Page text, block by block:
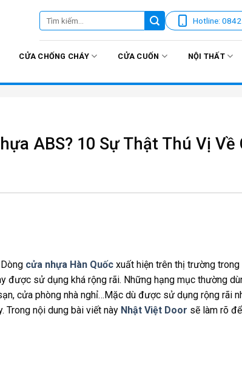
Tìm
kiếm:
Hotline:
CỬA CHỐNG CHÁY CỬA CUỐN NỘI THẤT
ABS? 10 Sự Thật Thú Vị Về
cửa nhựa Hàn Quốcxuất hiện trên thị trường trong
được sử dụng khá rộng rãi. Những hạng mục thường
cửa phòng nhà nghỉ…Mặc dù được sử dụng rộng rãi
Trong nội dung bài viết này Nhật Việt Door sẽ làm rõ